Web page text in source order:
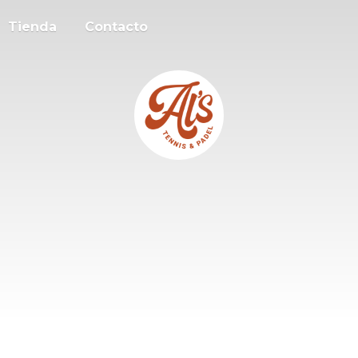
Tienda Contacto